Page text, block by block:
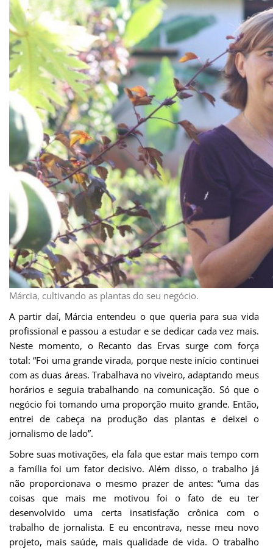
Márcia, cultivando as plantas do seu negócio.
A partir daí, Márcia entendeu o que queria para sua vida
profissional e passou a estudar e se dedicar cada vez mais.
Neste momento, o Recanto das Ervas surge com força
total: “Foi uma grande virada, porque neste início continuei
com as duas áreas. Trabalhava no viveiro, adaptando meus
horários e seguia trabalhando na comunicação. Só que o
negócio foi tomando uma proporção muito grande. Então,
entrei de cabeça na produção das plantas e deixei o
jornalismo de lado”.
Sobre suas motivações, ela fala que estar mais tempo com
a família foi um fator decisivo. Além disso, o trabalho já
não proporcionava o mesmo prazer de antes: “uma das
coisas que mais me motivou foi o fato de eu ter
desenvolvido uma certa insatisfação crônica com o
trabalho de jornalista. E eu encontrava, nesse meu novo
projeto, mais saúde, mais qualidade de vida. O trabalho